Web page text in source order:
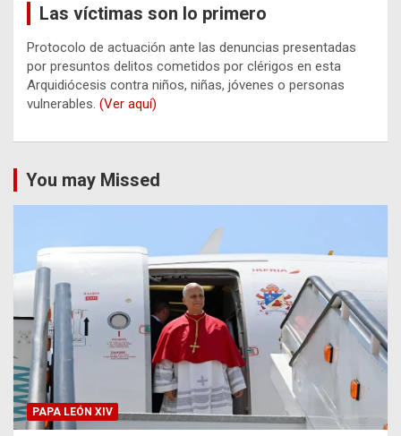
Las víctimas son lo primero
Protocolo de actuación ante las denuncias presentadas
por presuntos delitos cometidos por clérigos en esta
Arquidiócesis contra niños, niñas, jóvenes o personas
vulnerables. (Ver aquí)
You may Missed
PAPA LEÓN XIV